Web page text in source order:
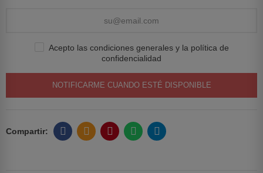
Acepto las condiciones generales y la política de
confidencialidad
NOTIFICARME CUANDO ESTÉ DISPONIBLE